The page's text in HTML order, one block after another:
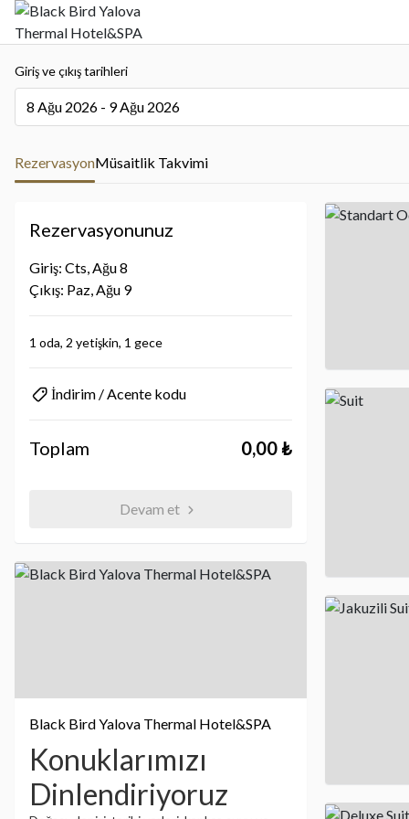
Giriş ve çıkış tarihleri
8 Ağu 2026 - 9 Ağu 2026
RezervasyonMüsaitlik Takvimi
Rezervasyonunuz
Giriş: Cts, Ağu 8
Çıkış: Paz, Ağu 9
1 oda, 2 yetişkin, 1 gece
İndirim / Acente kodu
Toplam 0,00 ₺
Devam et
Black Bird Yalova Thermal Hotel&SPA
Konuklarımızı
Dinlendiriyoruz